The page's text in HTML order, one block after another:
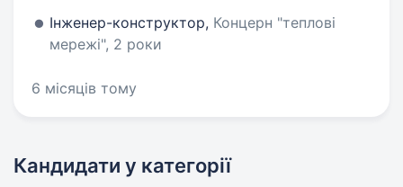
Інженер-конструктор, Концерн "теплові
мережі", 2 роки
6 місяців тому
Кандидати у категорії